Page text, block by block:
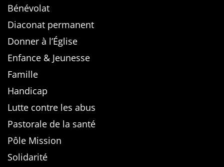
Bénévolat
Diaconat permanent
Donner à l’Église
Enfance & Jeunesse
Famille
Handicap
Lutte contre les abus
Pastorale de la santé
Pôle Mission
Solidarité